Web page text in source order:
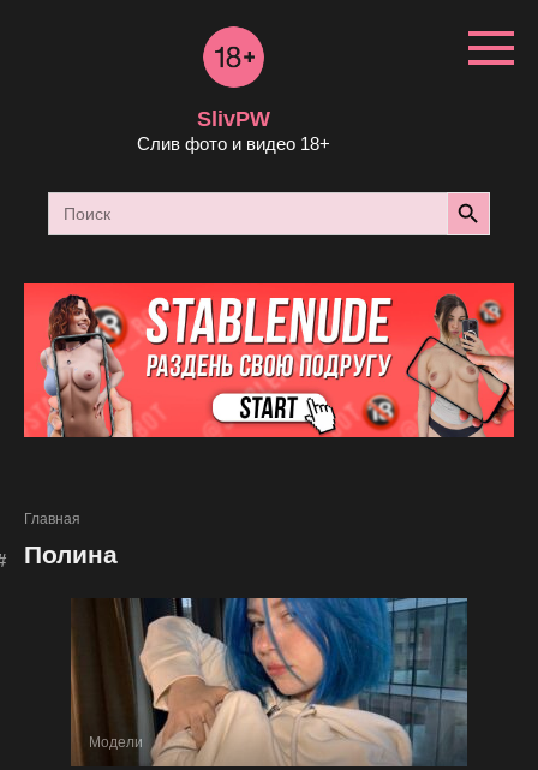
SlivPW
Слив фото и видео 18+
Search
for:
Search Button
Главная
Полина
Модели